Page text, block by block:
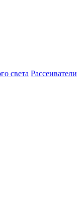
Рассеиватели